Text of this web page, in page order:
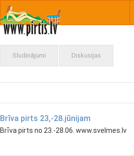
Sludinājumi Diskusijas
Brīva pirts 23,-28.jūnijam
Brīva pirts no 23.-28.06. www.svelmes.lv